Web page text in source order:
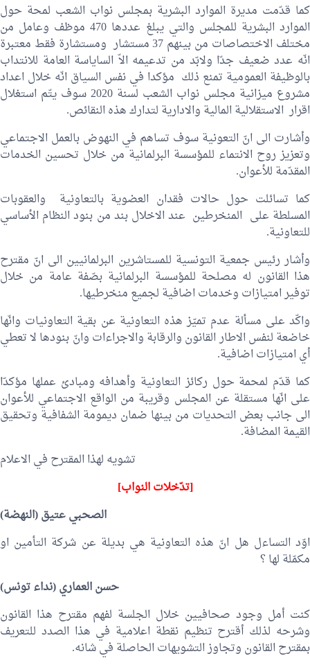
كما قدّمت مديرة الموارد البشرية بمجلس نواب الشعب لمحة حول
الموارد البشرية للمجلس والتي يبلغ عددها 470 موظف وعامل من
مختلف الاختصاصات من بينهم 37 مستشار ومستشارة فقط معتبرة
انّه عدد ضعيف جدّا ولابّد من تدعيمه الاّ الساياسة العامة للانتداب
بالوظيفة العمومية تمنع ذلك مؤكدا في نفس السياق انّه خلال اعداد
مشروع ميزانية مجلس نواب الشعب لسنة 2020 سوف يتّم استغلال
اقرار الاستقلالية المالية والادارية لتدارك هذه النقائص.
وأشارت الى انّ التعونية سوف تساهم في النهوض بالعمل الاجتماعي
وتعزيز روح الانتماء للمؤسسة البرلمانية من خلال تحسين الخدمات
المقدّمة للأعوان.
كما تسائلت حول حالات فقدان العضوية بالتعاونية والعقوبات
المسلطة على المنخرطين عند الاخلال بند من بنود النظام الأساسي
للتعاونية.
وأشار رئيس جمعية التونسية للمستاشرين البرلمانيين الى انّ مقترح
هذا القانون له مصلحة للمؤسسة البرلمانية بصّفة عامة من خلال
توفير امتيازات وخدمات اضافية لجميع منخرطيها.
واكّد على مسألة عدم تميّز هذه التعاونية عن بقية التعاونيات وانّها
خاضعة لنفس الاطار القانون والرقابة والاجراءات وانّ بنودها لا تعطي
أي امتيازات اضافية.
كما قدّم لمحمة حول ركائز التعاونية وأهدافه ومبادئ عملها مؤكدّا
على انّها مستقلة عن المجلس وقريبة من الواقع الاجتماعي للأعوان
الى جانب بعض التحديات من بينها ضمان ديمومة الشفافية وتحقيق
القيمة المضافة.
تشويه لهذا المقترح في الاعلام
[تدّخلات النواب]
الصحبي عتيق(النهضة)
اوّد التساءل هل انّ هذه التعاونية هي بديلة عن شركة التأمين او
مكمّلة لها ؟
حسن العماري(نداء تونس)
كنت أمل وجود صحافيين خلال الجلسة لفهم مقترح هذا القانون
وشرحه لذلك أقترح تنظيم نقطة اعلامية في هذا الصدد للتعريف
بمقترح القانون وتجاوز التشويهات الحاصلة في شانه.